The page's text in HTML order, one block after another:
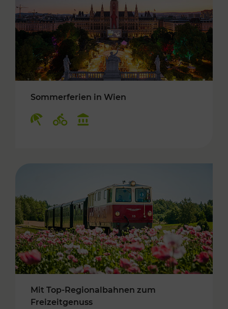
Sommerferien in Wien
Mit Top-Regionalbahnen zum
Freizeitgenuss